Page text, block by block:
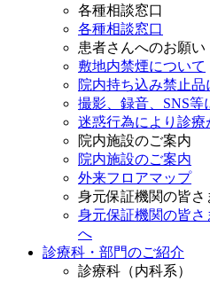
各種相談窓口
各種相談窓口
患者さんへのお願い
敷地内禁煙について
院内持ち込み禁止品
撮影、録音、SNS等
迷惑行為により診
院内施設のご案内
院内施設のご案内
外来フロアマップ
身元保証機関の皆さ
身元保証機関の皆さ
へ
診療科・部門のご紹介
診療科（内科系）